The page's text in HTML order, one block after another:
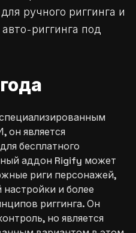
ручного риггинга и
риггинга под
он является
бесплатного
аддон Rigify может
риги персонажей,
и более
риггинга. Он
но является